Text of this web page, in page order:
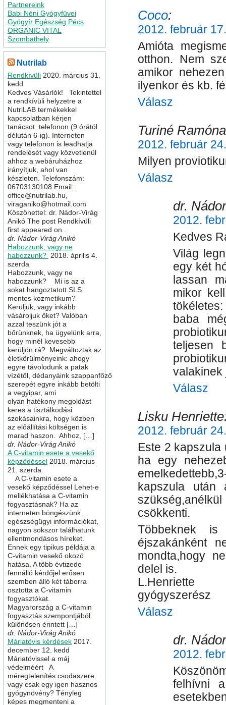
Partnereink
Babi Néni Gyógyfüvei
Gyógyír Egészség Pécs
ORGANIC VITAL
Szombathely
Nutrilab
Rendkívüli 2020. március 31.
kedd
Kedves Vásárlók! Tekintettel
a rendkívüli helyzetre a
NutriLAB termékekkel
kapcsolatban kérjen
tanácsot telefonon (9 órától
délután 6-ig). Interneten
vagy telefonon is leadhatja
rendelését vagy közvetlenül
ahhoz a webáruházhoz
irányítjuk, ahol van
készleten. Telefonszám:
06703130108 Email:
office@nutrilab.hu,
viraganiko@hotmail.com
Köszönettel: dr. Nádor-Virág
Anikó The post Rendkívüli
first appeared on .
dr. Nádor-Virág Anikó
Habozzunk, vagy ne
habozzunk? 2018. április 4.
szerda
Habozzunk, vagy ne
habozzunk? Mi is az a
sokat hangoztatott SLS
mentes kozmetikum?
Kerüljük, vagy inkább
vásároljuk őket? Valóban
azzal teszünk jót a
bőrünknek, ha ügyelünk arra,
hogy minél kevesebb
kerüljön rá? Megváltoztak az
életkörülményeink: ahogy
egyre távolodunk a patak
vízétől, dédanyáink szappanfőző
szerepét egyre inkább betölti
a vegyipar, ami
olyan hatékony megoldást
keres a tisztálkodási
szokásainkra, hogy közben
az előállítási költségen is
marad haszon. Ahhoz, […]
dr. Nádor-Virág Anikó
A C-vitamin esete a vesekő
képződéssel 2018. március
21. szerda
A C-vitamin esete a
vesekő képződéssel Lehet-e
mellékhatása a C-vitamin
fogyasztásnak? Ha az
interneten böngészünk
egészségügyi információkat,
nagyon sokszor találhatunk
ellentmondásos híreket.
Ennek egy tipikus példája a
C-vitamin vesekő okozó
hatása. A több évtizede
fennálló kérdőjel erősen
szemben álló két táborra
osztotta a C-vitamin
fogyasztókat.
Magyarország a C-vitamin
fogyasztás szempontjából
különösen érintett […]
dr. Nádor-Virág Anikó
Máriatövis kérdések 2017.
december 12. kedd
Máriatövissel a máj
védelméért A
méregtelenítés csodaszere
vagy csak egy igen hasznos
gyógynövény? Tényleg
képes megmenteni a
Coco:
2012. február
Amióta
otthon. Nem
amikor
ilyenkor és kb.
Válasz
Turiné
2012. február
Milyen
Válasz
dr.
2012.
Kedves
Világ
egy két
lassan
mikor
baba
teljesen
valakinek
Válasz
Lisku
2012. február
Este 2 kapszula
ha egy
kapszula
csökkenti.
Többeknek is
éjszakánként
mondta,hogy
delel is.
L.Henriette
gyógyszerész
Válasz
dr.
2012.
felhívni